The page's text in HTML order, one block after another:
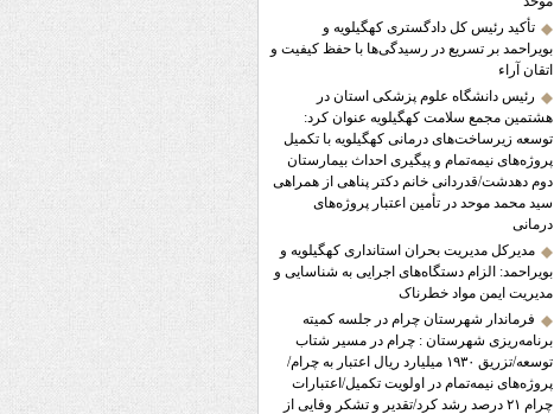
تأکید رئیس کل دادگستری کهگیلویه و
بویراحمد بر تسریع در رسیدگی‌ها با حفظ کیفیت و
اتقان آراء
رئیس دانشگاه علوم پزشکی استان در
هشتمین مجمع سلامت کهگیلویه عنوان کرد:
توسعه زیرساخت‌های درمانی کهگیلویه با تکمیل
پروژه‌های نیمه‌تمام و پیگیری احداث بیمارستان
دوم دهدشت/قدردانی خانم دکتر پناهی از همراهی
سید محمد موحد در تأمین اعتبار پروژه‌های
درمانی
مدیرکل مدیریت بحران استانداری کهگیلویه و
بویراحمد: الزام دستگاه‌های اجرایی به شناسایی و
مدیریت ایمن مواد خطرناک
فرماندار شهرستان چرام در جلسه کمیته
برنامه‌ریزی شهرستان : چرام در مسیر شتاب
توسعه/تزریق ۱۹۳۰ میلیارد ریال اعتبار به چرام/
پروژه‌های نیمه‌تمام در اولویت تکمیل/اعتبارات
چرام ۲۱ درصد رشد کرد/تقدیر و تشکر وفایی از